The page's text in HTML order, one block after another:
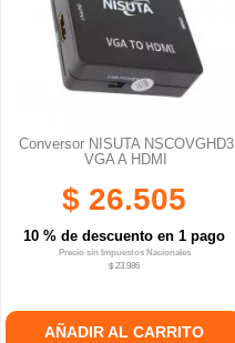
Conversor NISUTA NSCOVGHD3
VGA A HDMI
$ 26.505
10 % de descuento en 1 pago
Precio sin Impuestos Nacionales
$ 23.986
AÑADIR AL CARRITO